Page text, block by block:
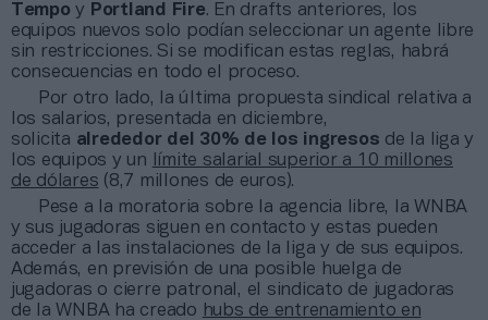
Tempo y Portland Fire. En drafts anteriores, los
equipos nuevos solo podían seleccionar un agente libre
sin restricciones. Si se modifican estas reglas, habrá
consecuencias en todo el proceso.
Por otro lado, la última propuesta sindical relativa a
los salarios, presentada en diciembre,
solicita alrededor del 30% de los ingresos de la liga y
los equipos y un
límite salarial superior a 10 millones
de dólares (8,7 millones de euros).
Pese a la moratoria sobre la agencia libre, la WNBA
y sus jugadoras siguen en contacto y estas pueden
acceder a las instalaciones de la liga y de sus equipos.
Además, en previsión de una posible huelga de
jugadoras o cierre patronal, el sindicato de jugadoras
de la WNBA ha creado hubs de entrenamiento en